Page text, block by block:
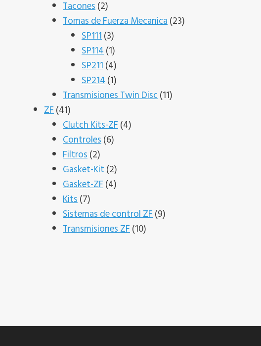
Tacones 22
productos
Tomas de Fuerza Mecanica 2323
SP111 33
productos
SP114 11
producto
SP211 44
productos
SP214 11
producto
Transmisiones Twin Disc 1111
ZF 4141
productos
Clutch Kits-ZF 44
Controles 66
Filtros 22
productos
Gasket-Kit 22
productos
Gasket-ZF 44
Kits 77
productos
Sistemas de control ZF 99
Transmisiones ZF 1010